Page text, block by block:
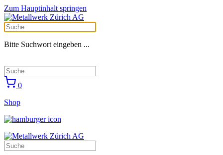
Zum Hauptinhalt springen
Bitte Suchwort eingeben ...
0
Shop